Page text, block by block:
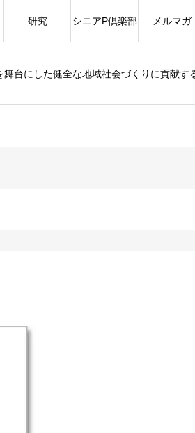
舞台にした健全な地域社会づくりに貢献す
研究 シニアP倶楽部 メルマガ